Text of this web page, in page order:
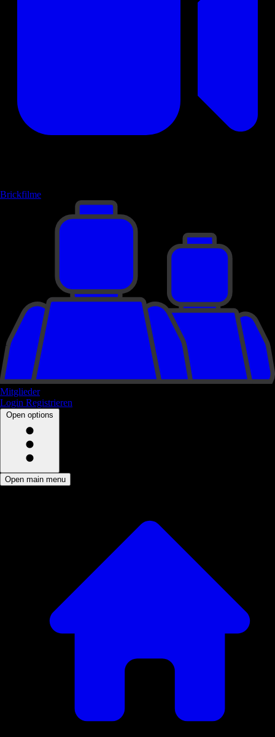
Brickfilme
Mitglieder
Login Registrieren
Open options
Open main menu